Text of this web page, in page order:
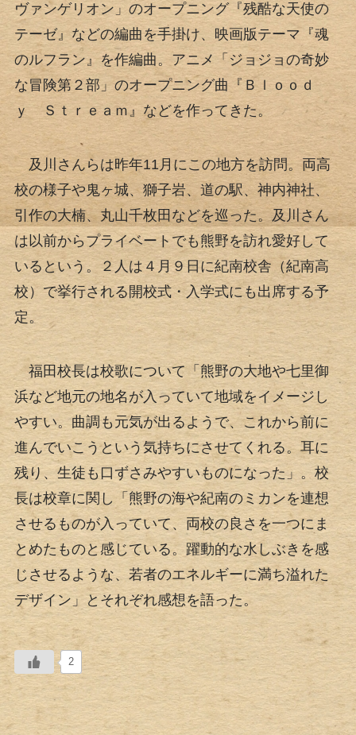
ヴァンゲリオン」のオープニング『残酷な天使の
テーゼ』などの編曲を手掛け、映画版テーマ『魂
のルフラン』を作編曲。アニメ「ジョジョの奇妙
な冒険第２部」のオープニング曲『Ｂｌｏｏｄ
ｙ Ｓｔｒｅａｍ』などを作ってきた。
及川さんらは昨年11月にこの地方を訪問。両高
校の様子や鬼ヶ城、獅子岩、道の駅、神内神社、
引作の大楠、丸山千枚田などを巡った。及川さん
は以前からプライベートでも熊野を訪れ愛好して
いるという。２人は４月９日に紀南校舎（紀南高
校）で挙行される開校式・入学式にも出席する予
定。
福田校長は校歌について「熊野の大地や七里御
浜など地元の地名が入っていて地域をイメージし
やすい。曲調も元気が出るようで、これから前に
進んでいこうという気持ちにさせてくれる。耳に
残り、生徒も口ずさみやすいものになった」。校
長は校章に関し「熊野の海や紀南のミカンを連想
させるものが入っていて、両校の良さを一つにま
とめたものと感じている。躍動的な水しぶきを感
じさせるような、若者のエネルギーに満ち溢れた
デザイン」とそれぞれ感想を語った。
2